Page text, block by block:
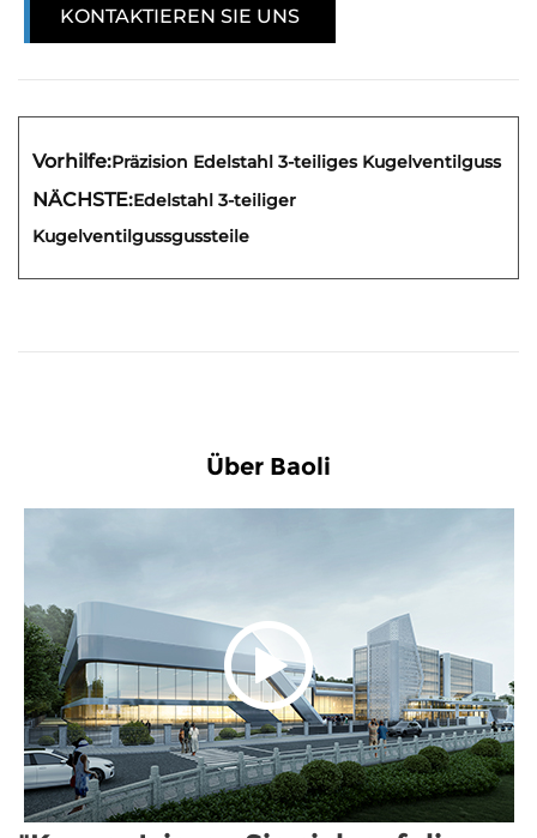
KONTAKTIEREN SIE UNS
Vorhilfe:Präzision Edelstahl 3-teiliges Kugelventilguss
NÄCHSTE:Edelstahl 3-teiliger
Kugelventilgussgussteile
Über Baoli